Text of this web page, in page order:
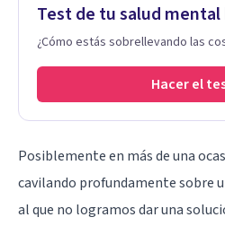
Test de tu salud mental
¿Cómo estás sobrellevando las
Hacer el
Posiblemente en más de una
cavilando profundamente sobre
al que no logramos dar una